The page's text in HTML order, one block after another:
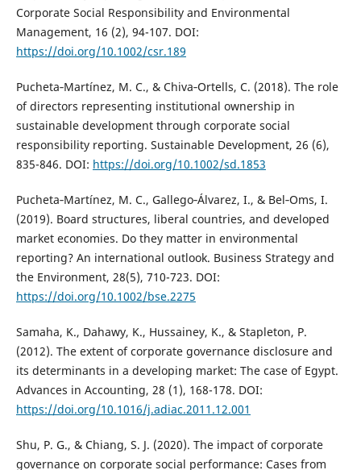
Corporate Social Responsibility and Environmental
Management, 16 (2), 94-107. DOI:
https://doi.org/10.1002/csr.189
Pucheta‐Martínez, M. C., & Chiva‐Ortells, C. (2018). The role
of directors representing institutional ownership in
sustainable development through corporate social
responsibility reporting. Sustainable Development, 26 (6),
835-846. DOI: https://doi.org/10.1002/sd.1853
Pucheta‐Martínez, M. C., Gallego‐Álvarez, I., & Bel‐Oms, I.
(2019). Board structures, liberal countries, and developed
market economies. Do they matter in environmental
reporting? An international outlook. Business Strategy and
the Environment, 28(5), 710-723. DOI:
https://doi.org/10.1002/bse.2275
Samaha, K., Dahawy, K., Hussainey, K., & Stapleton, P.
(2012). The extent of corporate governance disclosure and
its determinants in a developing market: The case of Egypt.
Advances in Accounting, 28 (1), 168-178. DOI:
https://doi.org/10.1016/j.adiac.2011.12.001
Shu, P. G., & Chiang, S. J. (2020). The impact of corporate
governance on corporate social performance: Cases from